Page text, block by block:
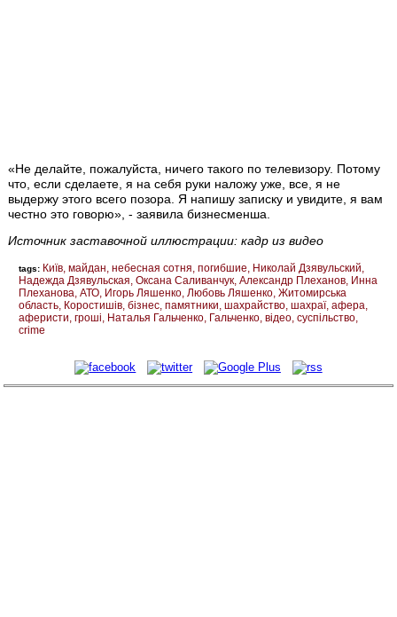
«Не делайте, пожалуйста, ничего такого по телевизору. Потому
что, если сделаете, я на себя руки наложу уже, все, я не
выдержу этого всего позора. Я напишу записку и увидите, я вам
честно это говорю», - заявила бизнесменша.
Источник заставочной иллюстрации: кадр из видео
tags: Київ майдан небесная сотня погибшие
Николай Дзявульский
Надежда Дзявульская Оксана Саливанчук Александр Плеханов Инна
Плеханова АТО Игорь Ляшенко Любовь Ляшенко Житомирська
область Коростишів бізнес памятники шахрайство шахраї афера
аферисти гроші Наталья Гальченко Гальченко відео суспільство
crime